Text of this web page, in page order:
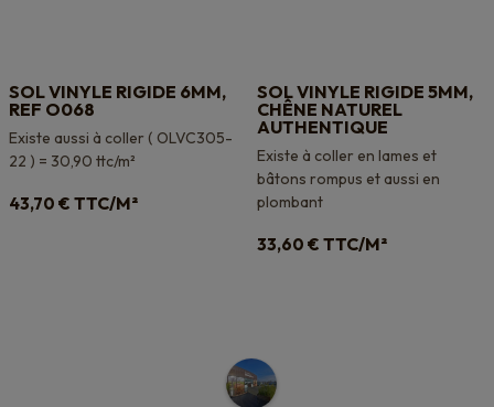
SOL VINYLE RIGIDE 6MM,
REF O068
Existe aussi à coller ( OLVC305-
22 ) = 30,90 ttc/m²
43,70 € TTC/M²
SOL VINYLE RIGIDE 5MM,
CHÊNE NATUREL
AUTHENTIQUE
Existe à coller en lames et
bâtons rompus et aussi en
plombant
33,60 € TTC/M²